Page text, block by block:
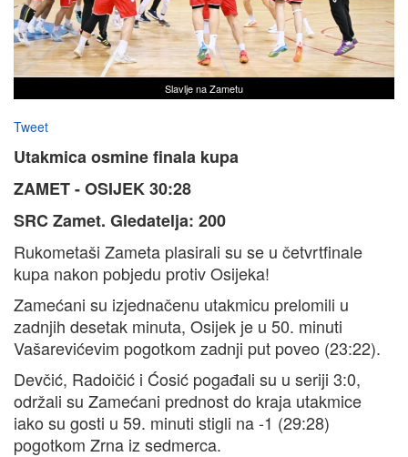
Slavlje na Zametu
Tweet
Utakmica osmine finala kupa
ZAMET - OSIJEK 30:28
SRC Zamet. Gledatelja: 200
Rukometaši Zameta plasirali su se u četvrtfinale
kupa nakon pobjedu protiv Osijeka!
Zamećani su izjednačenu utakmicu prelomili u
zadnjih desetak minuta, Osijek je u 50. minuti
Vašarevićevim pogotkom zadnji put poveo (23:22).
Devčić, Radoičić i Ćosić pogađali su u seriji 3:0,
održali su Zamećani prednost do kraja utakmice
iako su gosti u 59. minuti stigli na -1 (29:28)
pogotkom Zrna iz sedmerca.